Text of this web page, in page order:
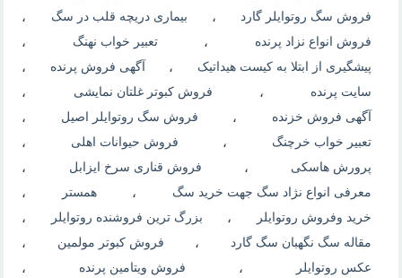
فروش سگ روتوایلر گارد ، بیماری دریچه قلب در سگ ،
فروش انواع نزاد پرنده ، تعبیر خواب نهنگ ،
پیشگیری از ابتلا به کیست هیداتیک ، آگهی فروش پرنده ،
سایت پرنده ، فروش کبوتر غلتان نمایشی ،
آگهی فروش خزنده ، فروش سگ روتوایلر اصیل ،
تعبیر خواب خرچنگ ، فروش حیوانات اهلی ،
پرورش هاسکی ، فروش قناری سرخ ایزابل ،
معرفی انواع نژاد سگ جهت خرید سگ ، همستر ،
خرید وفروش روتوایلر ، بزرگ ترین فروشنده روتوایلر ،
مقاله سگ نگهبان سگ گارد ، فروش کبوتر مولمین ،
عکس روتوایلر ، فروش ویتامین پرنده ،